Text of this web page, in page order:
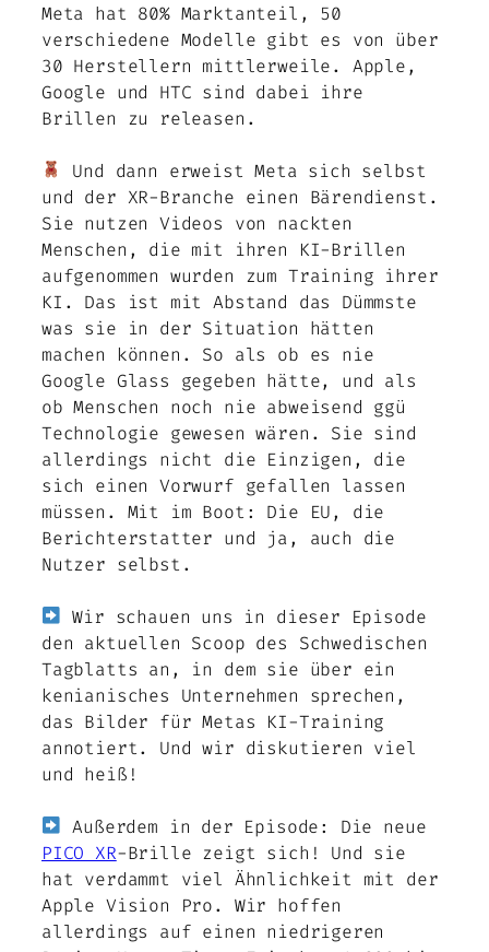
Meta hat 80% Marktanteil, 50
verschiedene Modelle gibt es von über
30 Herstellern mittlerweile. Apple,
Google und HTC sind dabei ihre
Brillen zu releasen.
Und dann erweist Meta sich selbst
und der XR-Branche einen Bärendienst.
Sie nutzen Videos von nackten
Menschen, die mit ihren KI-Brillen
aufgenommen wurden zum Training ihrer
KI. Das ist mit Abstand das Dümmste
was sie in der Situation hätten
machen können. So als ob es nie
Google Glass gegeben hätte, und als
ob Menschen noch nie abweisend ggü
Technologie gewesen wären. Sie sind
allerdings nicht die Einzigen, die
sich einen Vorwurf gefallen lassen
müssen. Mit im Boot: Die EU, die
Berichterstatter und ja, auch die
Nutzer selbst.
Wir schauen uns in dieser Episode
den aktuellen Scoop des Schwedischen
Tagblatts an, in dem sie über ein
kenianisches Unternehmen sprechen,
das Bilder für Metas KI-Training
annotiert. Und wir diskutieren viel
und heiß!
Außerdem in der Episode: Die neue
PICO XR-Brille zeigt sich! Und sie
hat verdammt viel Ähnlichkeit mit der
Apple Vision Pro. Wir hoffen
allerdings auf einen niedrigeren